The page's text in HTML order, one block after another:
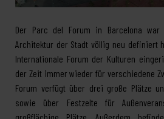
Der Parc del Forum in Barcelona
Architektur der Stadt völlig neu definiert
Internationale Forum der Kulturen
der Zeit immer wieder für verschiedene
Forum verfügt über drei große Plätze
sowie über Festzelte für